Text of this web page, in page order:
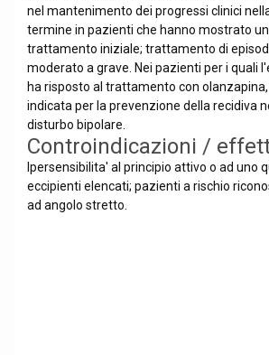
nel mantenimento dei progressi clinici
termine in pazienti che hanno mostrato
trattamento iniziale; trattamento di
moderato a grave. Nei pazienti per i quali
ha risposto al trattamento con
indicata per la prevenzione della recidiva
disturbo bipolare.
Controindicazioni /
Ipersensibilita' al principio attivo o ad uno
eccipienti elencati; pazienti a rischio
ad angolo stretto.